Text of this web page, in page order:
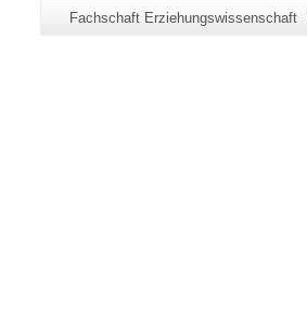
Zusätzliche
Seiten-
Fachschaft Erziehungswissenschaft